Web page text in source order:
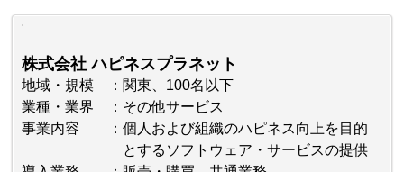
株式会社 ハピネスプラネット
地域・規模
関東、100名以下
業種・業界
その他サービス
事業内容
個人および組織のハピネス向上を目的
とするソフトウェア・サービスの提供